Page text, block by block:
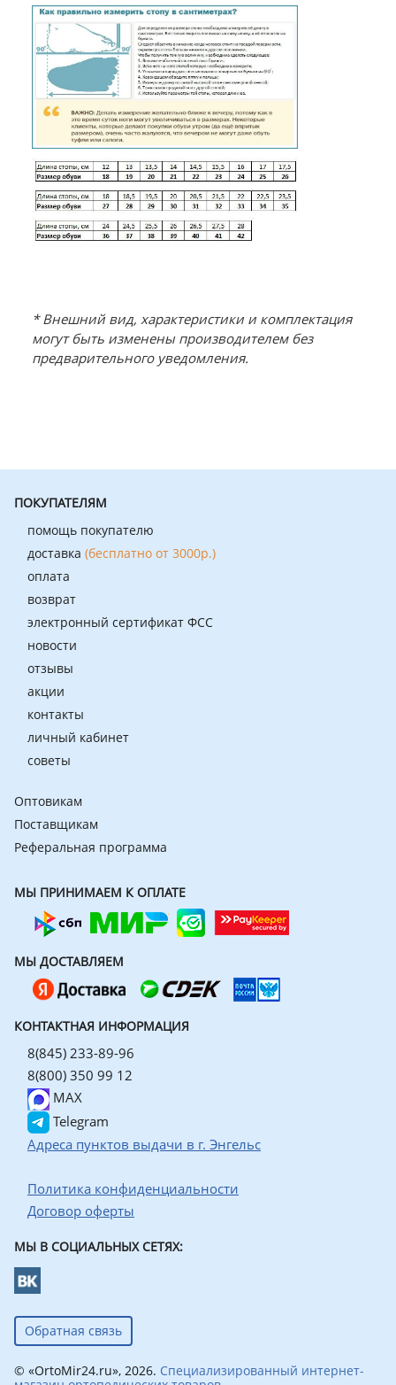
* Внешний вид, характеристики и комплектация
могут быть изменены производителем без
предварительного уведомления.
ПОКУПАТЕЛЯМ
помощь покупателю
доставка (бесплатно от 3000р.)
оплата
возврат
электронный сертификат ФСС
новости
отзывы
акции
контакты
личный кабинет
советы
Оптовикам
Поставщикам
Реферальная программа
МЫ ПРИНИМАЕМ К ОПЛАТЕ
МЫ ДОСТАВЛЯЕМ
КОНТАКТНАЯ ИНФОРМАЦИЯ
8(845) 233-89-96
8(800) 350 99 12
MAX
Telegram
Адреса пунктов выдачи в г. Энгельс
Политика конфиденциальности
Договор оферты
МЫ В СОЦИАЛЬНЫХ СЕТЯХ:
Обратная связь
© «OrtoMir24.ru», 2026. Специализированный интернет-